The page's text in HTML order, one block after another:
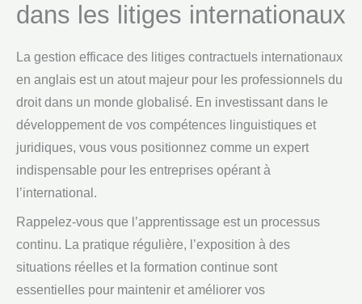
dans les litiges internationaux
La gestion efficace des litiges contractuels internationaux
en anglais est un atout majeur pour les professionnels du
droit dans un monde globalisé. En investissant dans le
développement de vos compétences linguistiques et
juridiques, vous vous positionnez comme un expert
indispensable pour les entreprises opérant à
l’international.
Rappelez-vous que l’apprentissage est un processus
continu. La pratique régulière, l’exposition à des
situations réelles et la formation continue sont
essentielles pour maintenir et améliorer vos